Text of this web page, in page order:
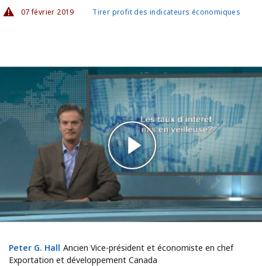
07 février 2019 Tirer profit des indicateurs économiques
Peter G. Hall
Peter G. Hall Ancien Vice-président et économiste en chef
Exportation et développement Canada